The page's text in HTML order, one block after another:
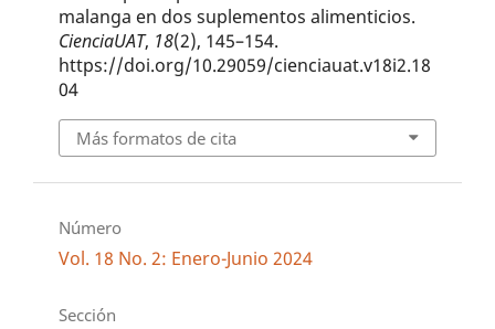
malanga en dos suplementos alimenticios.
CienciaUAT, 18(2), 145–154.
https://doi.org/10.29059/cienciauat.v18i2.18
04
Más formatos de cita
Número
Vol. 18 No. 2: Enero-Junio 2024
Sección